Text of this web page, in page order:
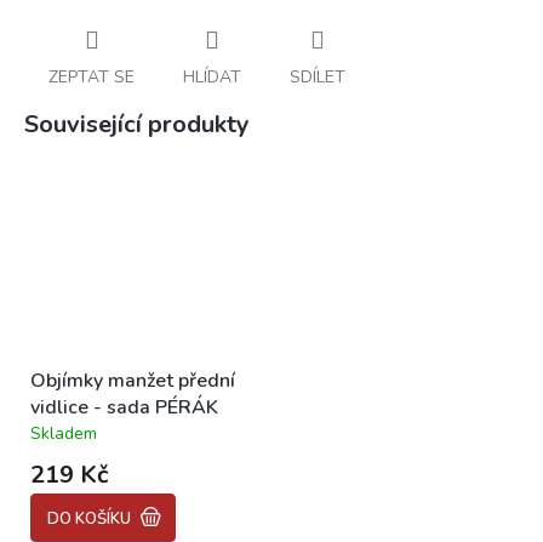
ZEPTAT SE HLÍDAT SDÍLET
Související produkty
Objímky manžet přední
vidlice - sada PÉRÁK
Průměrné
hodnocení
produktu
je
5,0
Skladem
219 Kč
DO KOŠÍKU